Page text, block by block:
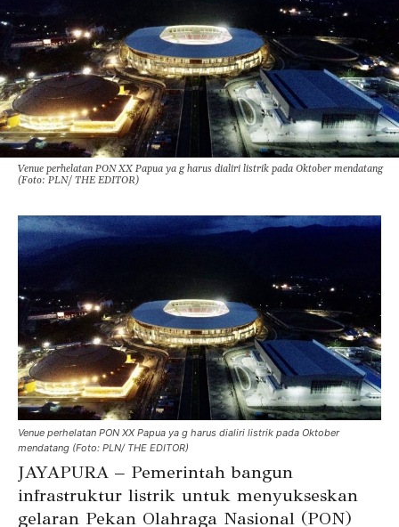
Venue perhelatan PON XX Papua ya g harus dialiri listrik pada Oktober mendatang
(Foto: PLN/ THE EDITOR)
Venue perhelatan PON XX Papua ya g harus dialiri listrik pada Oktober
mendatang (Foto: PLN/ THE EDITOR)
JAYAPURA – Pemerintah bangun
infrastruktur listrik untuk menyukseskan
gelaran Pekan Olahraga Nasional (PON)